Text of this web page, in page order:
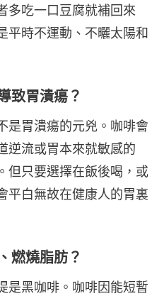
多吃一口豆腐就補回來
平時不運動、不曬太陽和
致胃潰瘍？
是胃潰瘍的元兇。咖啡會
逆流或胃本來就敏感的
但只要選擇在飯後喝，或
平白無故在健康人的胃裏
燃燒脂肪？
是黑咖啡。咖啡因能短暫